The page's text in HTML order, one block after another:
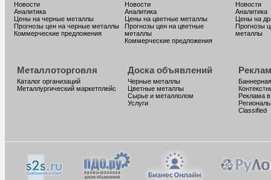
Новости
Аналитика
Цены на черные металлы
Прогнозы цен на черные металлы
Коммерческие предложения
Новости
Аналитика
Цены на цветные металлы
Прогнозы цен на цветные
металлы
Коммерческие предложения
Новости
Аналитика
Цены на
Прогнозы
металлы
Металлоторговля
Каталог организаций
Металлургический маркетплейс
Доска объявлений
Черные металлы
Цветные металлы
Сырье и металлолом
Услуги
Реклама
Classified